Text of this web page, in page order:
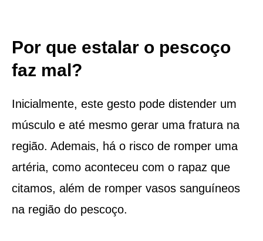
Por que estalar o pescoço
faz mal?
Inicialmente, este gesto pode distender um
músculo e até mesmo gerar uma fratura na
região. Ademais, há o risco de romper uma
artéria, como aconteceu com o rapaz que
citamos, além de romper vasos sanguíneos
na região do pescoço.